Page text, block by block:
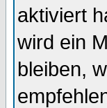
aktiviert
wird ein
bleiben,